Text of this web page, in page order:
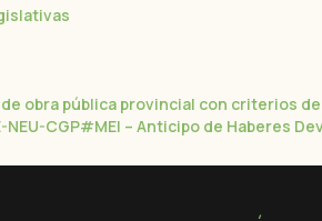
de obra pública provincial con criterios
CGP#MEI – Anticipo de Haberes